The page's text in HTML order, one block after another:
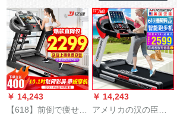
￥ 14,243
【618】前倒で痩せる
￥ 14,243
アメリカの汉の臣下